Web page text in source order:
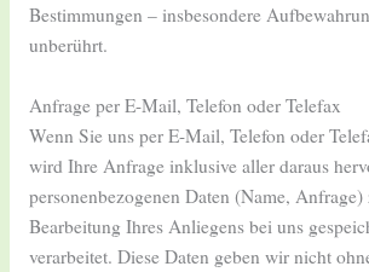
Bestimmungen – insbesondere
unberührt.
Anfrage per E-Mail, Telefon oder Telefax
Wenn Sie uns per E-Mail, Telefon oder
wird Ihre Anfrage inklusive aller daraus
personenbezogenen Daten (Name,
Bearbeitung Ihres Anliegens bei uns
verarbeitet. Diese Daten geben wir nicht